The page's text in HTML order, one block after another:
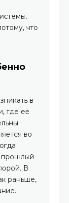
что
в
где её
во
прошлый
В
раньше,